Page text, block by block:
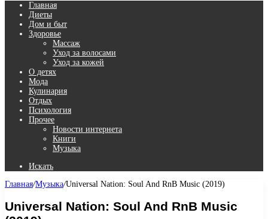
Главная
Диеты
Дом и быт
Здоровье
Массаж
Уход за волосами
Уход за кожей
О детях
Мода
Кулинария
Отдых
Психология
Прочее
Новости интернета
Книги
Музыка
Искать
Главная/Музыка/Universal Nation: Soul And RnB Music (2019)
Universal Nation: Soul And RnB Music